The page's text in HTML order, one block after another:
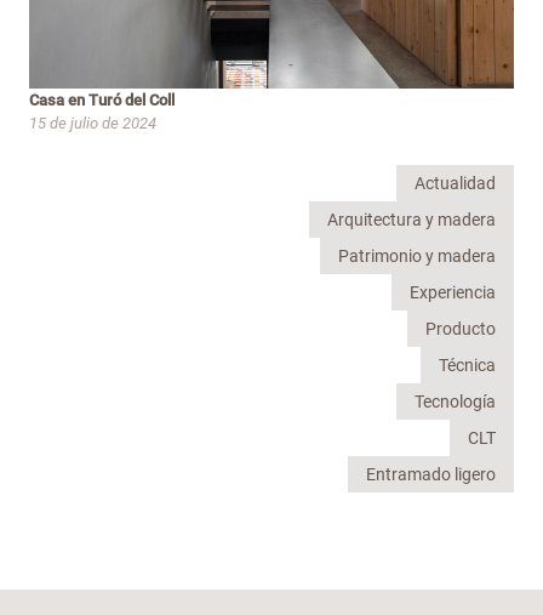
Casa en Turó del Coll
15 de julio de 2024
Actualidad
Arquitectura y madera
Patrimonio y madera
Experiencia
Producto
Técnica
Tecnología
CLT
Entramado ligero